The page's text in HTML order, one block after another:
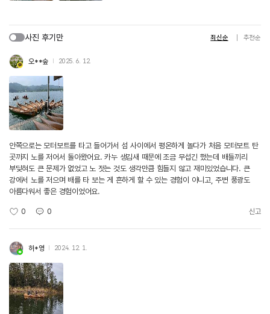
사진 후기만 최신순 추천순
오**숲 2025. 6. 12.
안쪽으로는 모터보트를 타고 들어가서 섬 사이에서 평온하게 놀다가 처음 모터보트 탄
곳까지 노를 저어서 돌아왔어요. 카누 생김새 때문에 조금 무섭긴 했는데 배들끼리
부딪혀도 큰 문제가 없었고 노 젓는 것도 생각만큼 힘들지 않고 재미있었습니다. 큰
강에서 노를 저으며 배를 타 보는 게 흔하게 할 수 있는 경험이 아니고, 주변 풍광도
아름다워서 좋은 경험이었어요.
0 0 신고
허*영 2024. 12. 1.